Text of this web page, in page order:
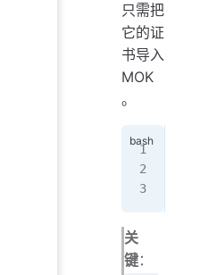
只需把
它的证
书导入
MOK
。
关
键：